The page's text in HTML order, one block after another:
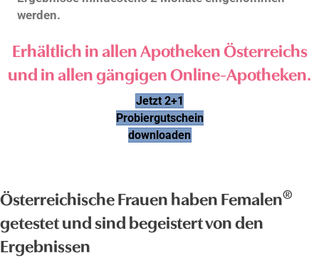
werden.
Erhältlich in allen Apotheken Österreichs
und in allen gängigen Online-Apotheken.
Jetzt 2+1
Probiergutschein
downloaden
Österreichische Frauen haben Femalen®
getestet und sind begeistert von den
Ergebnissen